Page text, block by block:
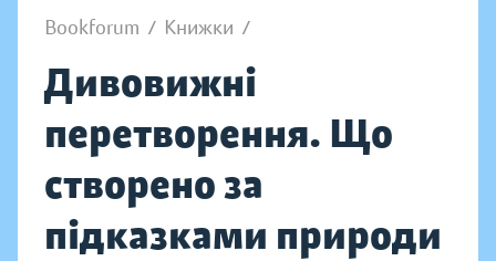
Bookforum / Книжки /
Дивовижні
перетворення. Що
створено за
підказками природи